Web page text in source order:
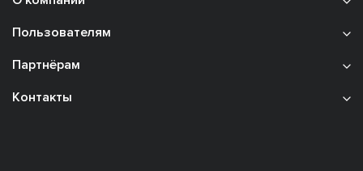
Пользователям
Партнёрам
Контакты